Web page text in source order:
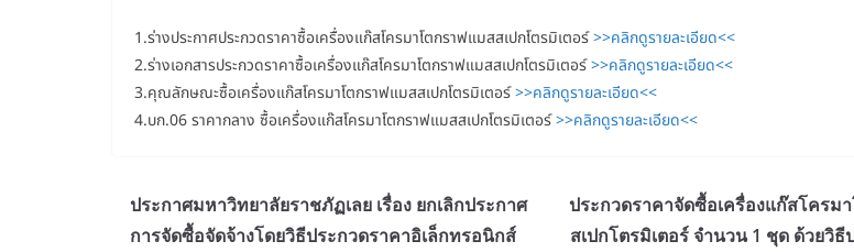
1.ร่างประกาศประกวดราคาซื้อเครื่องแก๊สโครมาโตกราฟแมสสเปกโตรมิเตอร์>>คลิกดูรายละเอียด<<
2.ร่างเอกสารประกวดราคาซื้อเครื่องแก๊สโครมาโตกราฟแมสสเปกโตรมิเตอร์>>คลิกดูรายละเอียด<<
3.คุณลักษณะซื้อเครื่องแก๊สโครมาโตกราฟแมสสเปกโตรมิเตอร์>>คลิกดูรายละเอียด<<
4.บก.06 ราคากลาง ซื้อเครื่องแก๊สโครมาโตกราฟแมสสเปกโตรมิเตอร์>>คลิกดูรายละเอียด<<
ประกาศมหาวิทยาลัยราชภัฏเลย เรื่อง ยกเลิกประกาศ
การจัดซื้อจัดจ้างโดยวิธีประกวดราคาอิเล็กทรอนิกส์
ประกวดราคาจัดซื้อเครื่องแก๊สโครม
สเปกโตรมิเตอร์ จำนวน 1 ชุด ด้วยวิธี